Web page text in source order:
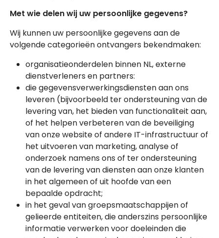
Met wie delen wij uw persoonlijke gegevens?
Wij kunnen uw persoonlijke gegevens aan de
volgende categorieën ontvangers bekendmaken:
organisatieonderdelen binnen NL, externe
dienstverleners en partners:
die gegevensverwerkingsdiensten aan ons
leveren (bijvoorbeeld ter ondersteuning van de
levering van, het bieden van functionaliteit aan,
of het helpen verbeteren van de beveiliging
van onze website of andere IT-infrastructuur of
het uitvoeren van marketing, analyse of
onderzoek namens ons of ter ondersteuning
van de levering van diensten aan onze klanten
in het algemeen of uit hoofde van een
bepaalde opdracht;
in het geval van groepsmaatschappijen of
gelieerde entiteiten, die anderszins persoonlijke
informatie verwerken voor doeleinden die